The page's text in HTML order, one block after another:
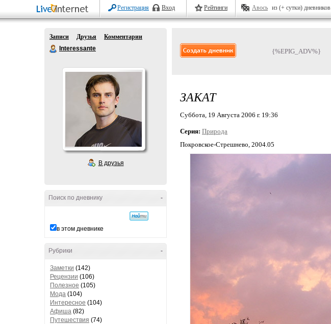
Регистрация Вход Рейтинги Авось из (+ сутки) дневников
Записи Друзья
Комментарии
Interessante
В друзья
-
Поиск по дневнику
в этом дневнике
-
Рубрики
Заметки (142)
Рецензии (106)
Полезное (105)
Мода (104)
Интересное (104)
Афиша (82)
Путешествия (74)
{%EPIG_ADV%}
ЗАКАТ
Суббота, 19 Августа 2006 г. 19:36
Серия: Природа
Покровское-Стрешнево, 2004.05